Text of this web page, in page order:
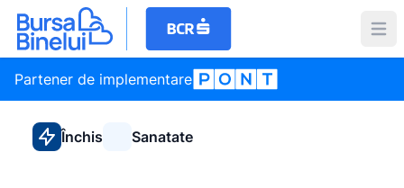
Partener de implementare
Închis Sanatate